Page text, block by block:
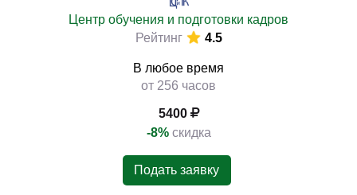
Центр обучения и подготовки кадров
Рейтинг
4.5
В любое время
от 256 часов
5400
-8% скидка
Подать заявку